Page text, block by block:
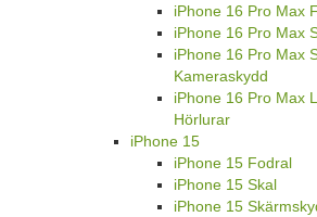
iPhone 16 Pro Max
iPhone 16 Pro Max
iPhone 16 Pro Max
Kameraskydd
iPhone 16 Pro Max
Hörlurar
iPhone 15
iPhone 15 Fodral
iPhone 15 Skal
iPhone 15